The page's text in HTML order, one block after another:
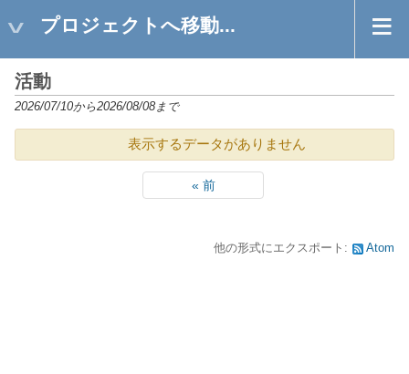
プロジェクトへ移動...
活動
2026/07/10から2026/08/08まで
表示するデータがありません
« 前
他の形式にエクスポート: Atom